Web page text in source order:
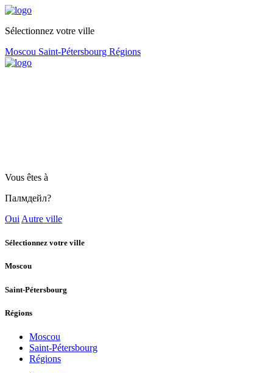
Sélectionnez votre ville
Moscou Saint-Pétersbourg Régions
Vous êtes à
Палмдейл?
Oui Autre ville
Sélectionnez votre ville
Moscou
Saint-Pétersbourg
Régions
Moscou
Saint-Pétersbourg
Régions